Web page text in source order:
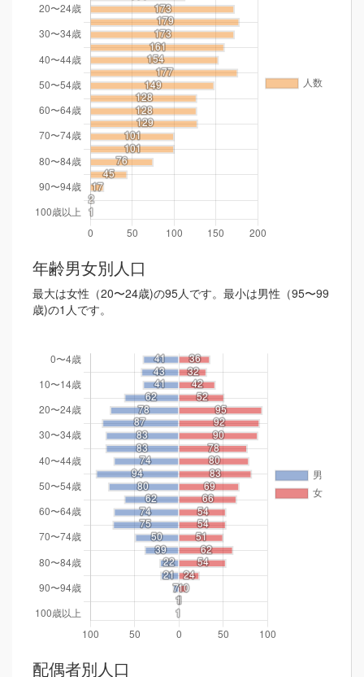
年齢男女別人口
最大は女性（20〜24歳)の95人です。最小は男性（95〜99
歳)の1人です。
配偶者別人口